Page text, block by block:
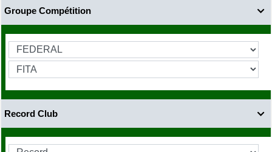

Groupe Compétition

Record Club